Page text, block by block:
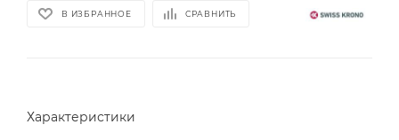
В ИЗБРАННОЕ СРАВНИТЬ
Характеристики